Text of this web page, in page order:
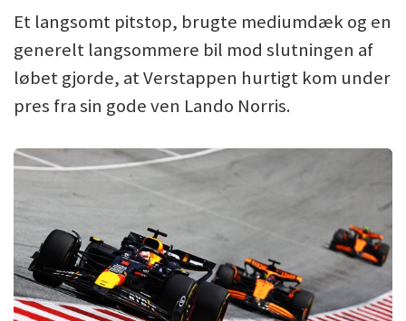
Et langsomt pitstop, brugte mediumdæk og en
generelt langsommere bil mod slutningen af
løbet gjorde, at Verstappen hurtigt kom under
pres fra sin gode ven Lando Norris.